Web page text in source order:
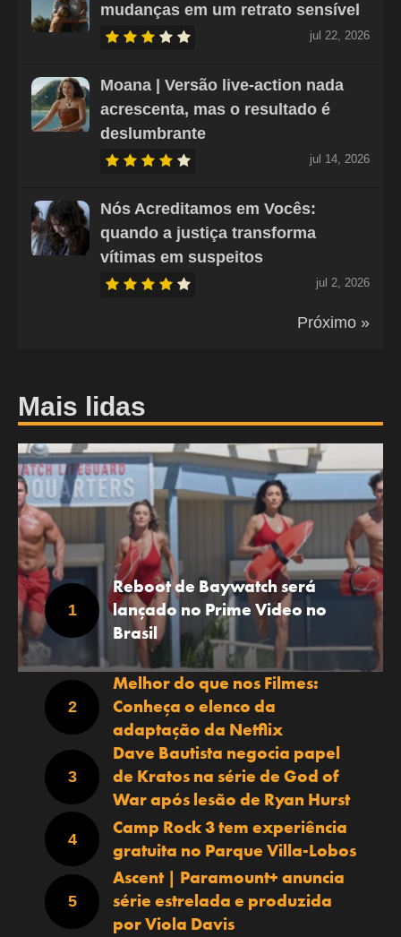
mudanças em um retrato sensível
jul 22, 2026
Moana | Versão live-action nada
acrescenta, mas o resultado é
deslumbrante
jul 14, 2026
Nós Acreditamos em Vocês:
quando a justiça transforma
vítimas em suspeitos
jul 2, 2026
Próximo »
Mais lidas
Reboot de Baywatch será
lançado no Prime Video no
Brasil
Melhor do que nos Filmes:
Conheça o elenco da
adaptação da Netflix
Dave Bautista negocia papel
de Kratos na série de God of
War após lesão de Ryan Hurst
Camp Rock 3 tem experiência
gratuita no Parque Villa-Lobos
Ascent | Paramount+ anuncia
série estrelada e produzida
por Viola Davis